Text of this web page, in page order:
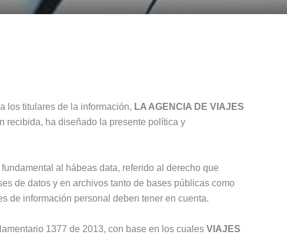
los titulares de la información, LA AGENCIA DE VIAJES
recibida, ha diseñado la presente política y
al hábeas data, referido al derecho que
de datos y en archivos tanto de bases públicas como
de información personal deben tener en cuenta.
1377 de 2013, con base en los cuales VIAJES